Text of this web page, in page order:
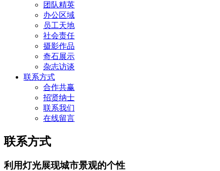
团队精英
办公区域
员工天地
社会责任
摄影作品
奇石展示
杂志访谈
联系方式
合作共赢
招贤纳士
联系我们
在线留言
联系方式
利用灯光展现城市景观的个性